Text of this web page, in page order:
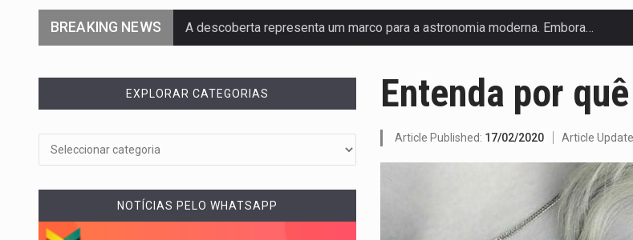
BREAKING NEWS A descoberta representa um marco para a astronomia moderna. Embora…
De acordo com as autoridades de saúde da Faixa de…
Um dos casos mais graves envolveu a residência de Sam…
O pagamento marca o desfecho de um dos processos mais…
Entenda por
Article Published: 17/02/2020 Article
EXPLORAR CATEGORIAS
NOTÍCIAS PELO WHATSAPP